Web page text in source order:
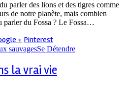
parler des lions et des tigres comme
de notre planète, mais combien
parler du Fossa ? Le Fossa…
+ Pinterest
sauvagesSe Détendre
la vrai vie